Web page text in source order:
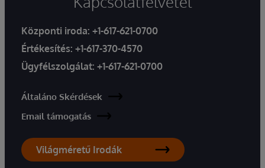
Központi iroda: +1-617-621-0700
Értékesítés: +1-617-370-4570
Ügyfélszolgálat: +1-617-621-0700
Általáno Skérdések
Email támogatás
Világméretű Irodák